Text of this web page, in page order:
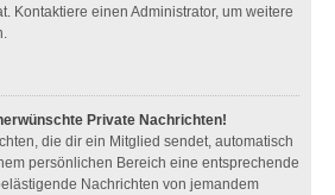
Kontaktiere einen Administrator, um weitere
Private Nachrichten!
die dir ein Mitglied sendet, automatisch
persönlichen Bereich eine entsprechende
Nachrichten von jemandem